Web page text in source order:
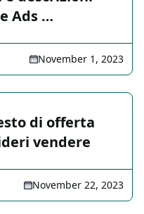
Ads …
November 1, 2023
di offerta
vendere
November 22, 2023